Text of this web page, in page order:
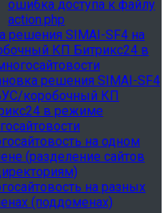
ошибка доступа к файлу
action.php
решения SIMAI-SF4 на
КП Битрикс24 в
решения SIMAI-SF4
коробочный КП
в режиме
на одном
(разделение сайтов
на разных
(поддоменах)